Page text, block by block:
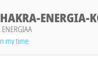
ENERGIA-
my time